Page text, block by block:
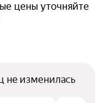
цены уточняйте
не изменилась